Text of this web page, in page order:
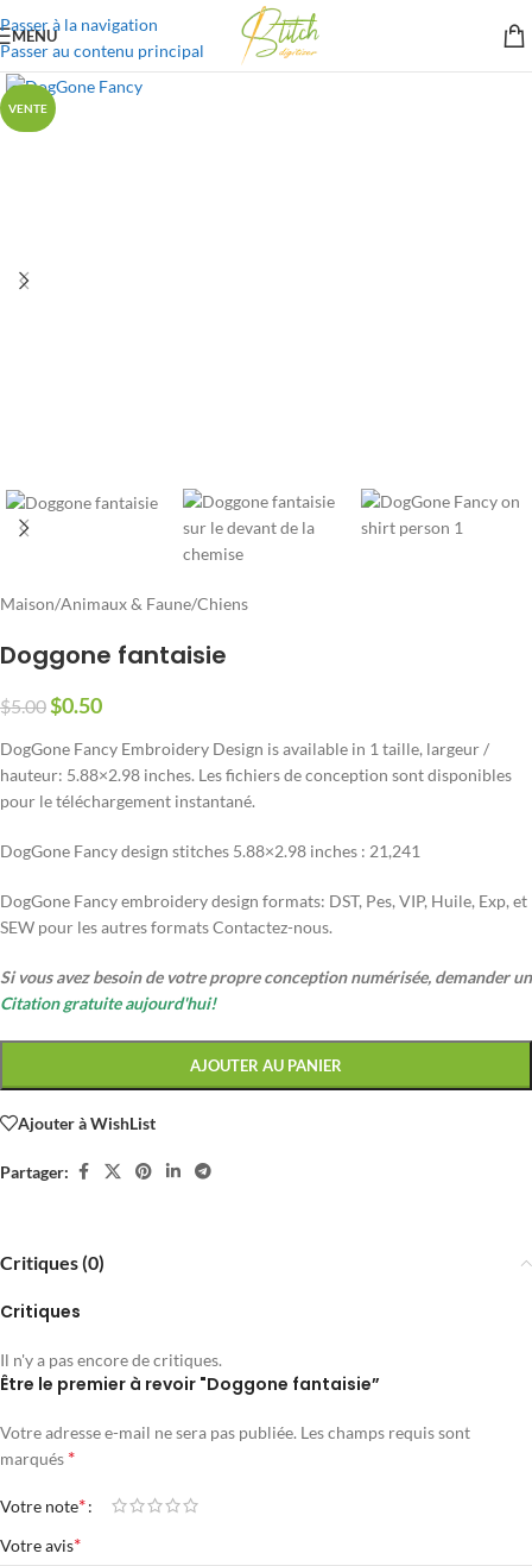
Passer à la navigation
Passer au contenu principal
MENU
VENTE
Maison/Animaux & Faune/Chiens
Doggone fantaisie
$5.00$0.50
DogGone Fancy Embroidery Design is available in 1 taille, largeur /
hauteur: 5.88×2.98 inches. Les fichiers de conception sont disponibles
pour le téléchargement instantané.
DogGone Fancy design stitches 5.88×2.98 inches : 21,241
DogGone Fancy embroidery design formats: DST, Pes, VIP, Huile, Exp, et
SEW pour les autres formats Contactez-nous.
Si vous avez besoin de votre propre conception numérisée, demander un
Citation gratuite aujourd'hui!
AJOUTER AU PANIER
Ajouter à WishList
Partager:
Critiques (0)
Critiques
Il n'y a pas encore de critiques.
Être le premier à revoir "Doggone fantaisie”
Votre adresse e-mail ne sera pas publiée. Les champs requis sont
marqués *
Votre note*
Votre avis*